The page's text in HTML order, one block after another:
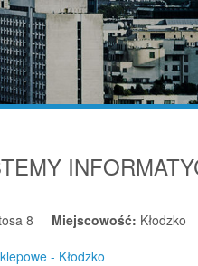
8 Miejscowość: Kłodzko
- Kłodzko